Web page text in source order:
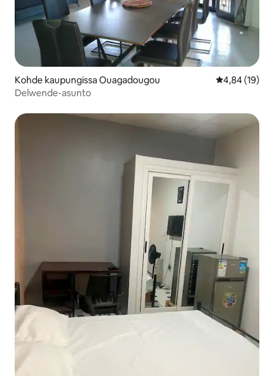
Kohde kaupungissa Ouagadougou
4,84 (19)
Delwende-asunto